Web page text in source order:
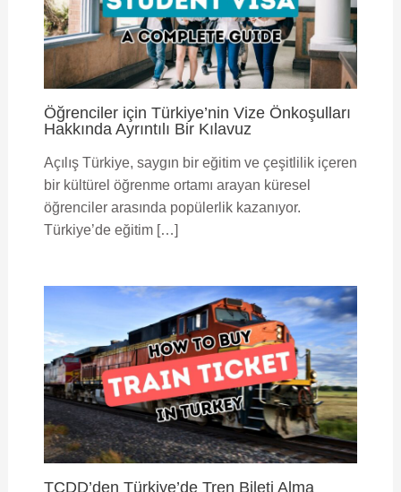
Öğrenciler için Türkiye’nin Vize Önkoşulları
Hakkında Ayrıntılı Bir Kılavuz
Açılış Türkiye, saygın bir eğitim ve çeşitlilik içeren
bir kültürel öğrenme ortamı arayan küresel
öğrenciler arasında popülerlik kazanıyor.
Türkiye’de eğitim […]
TCDD’den Türkiye’de Tren Bileti Alma